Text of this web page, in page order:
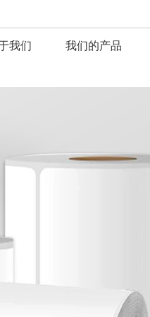
我们 我们的产品